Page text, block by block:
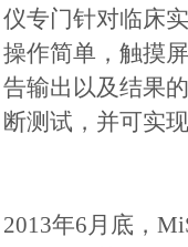
仪专门针对临床
操作简单，触摸
告输出以及结果
断测试，并可实
2013年6月底，